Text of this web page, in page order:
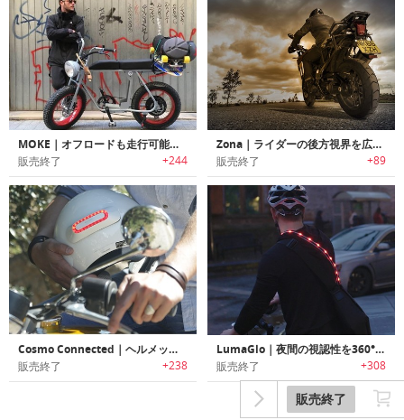
販売終了
MOKE｜オフロードも走行可能なロングシート電動eバイク「モーク」
販売終了 +244
Zona｜ライダーの後方視界を広げるオートバイ用リアビューシステム「ゾナ」
販売終了 +89
Cosmo Connected｜ヘルメットに取付けライダーの安全性を向上させるリアブレーキライト「コスモコネクテッド」
販売終了 +238
LumaGlo｜夜間の視認性を360°高めるブレーキライト機能搭載ウェアラブルライト「ルマグロー」
販売終了 +308